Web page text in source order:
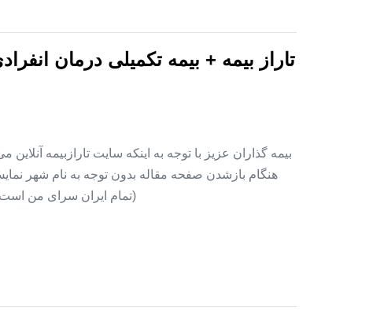
تاراز بیمه + بیمه تکمیلی درمان
بیمه گذاران عزیز با توجه به اینکه سایت تارازبیمه
هنگام بازشدن صفحه مقاله بدون توجه به نام شهر
(تمام ایران سرای من